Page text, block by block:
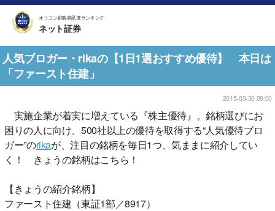
オリコン顧客満足度ランキング
ネット証券
人気ブロガー・rikaの【1日1選おすすめ優待】 本日は
「ファースト住建」
2015-03-30 09:00
実施企業が着実に増えている『株主優待』。銘柄選びにお
困りの人に向け、500社以上の優待を取得する“人気優待ブロ
ガー”のrikaが、注目の銘柄を毎日1つ、気ままに紹介してい
く！ きょうの銘柄はこちら！
【きょうの紹介銘柄】
ファースト住建（東証1部／8917）